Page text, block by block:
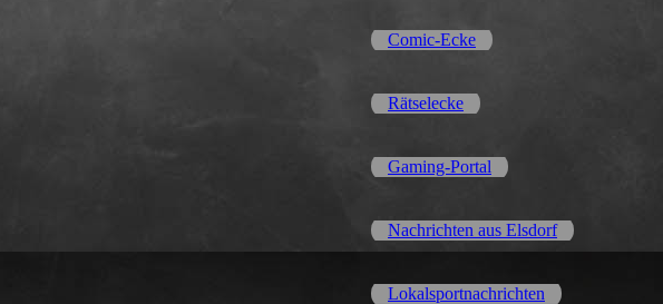
Comic-Ecke
Rätselecke
Gaming-Portal
Nachrichten aus Elsdorf
Lokalsportnachrichten